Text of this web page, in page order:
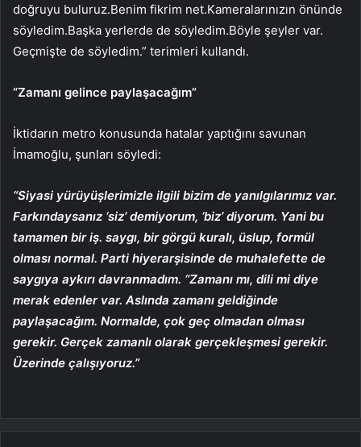
doğruyu buluruz.Benim fikrim net.Kameralarınızın önünde
söyledim.Başka yerlerde de söyledim.Böyle şeyler var.
Geçmişte de söyledim.” terimleri kullandı.
“Zamanı gelince paylaşacağım”
İktidarın metro konusunda hatalar yaptığını savunan
İmamoğlu, şunları söyledi:
“Siyasi yürüyüşlerimizle ilgili bizim de yanılgılarımız var.
Farkındaysanız ‘siz’ demiyorum, ‘biz’ diyorum. Yani bu
tamamen bir iş. saygı, bir görgü kuralı, üslup, formül
olması normal. Parti hiyerarşisinde de muhalefette de
saygıya aykırı davranmadım. “Zamanı mı, dili mi diye
merak edenler var. Aslında zamanı geldiğinde
paylaşacağım. Normalde, çok geç olmadan olması
gerekir. Gerçek zamanlı olarak gerçekleşmesi gerekir.
Üzerinde çalışıyoruz.”